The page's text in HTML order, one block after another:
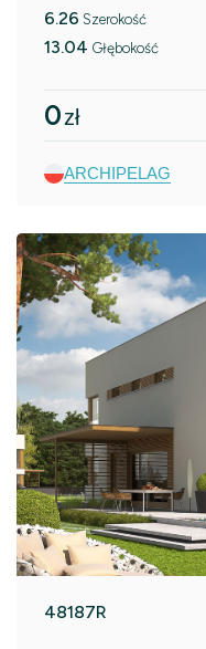
6.26 Szerokość
13.04 Głębokość
0zł
ARCHIPELAG
48187R